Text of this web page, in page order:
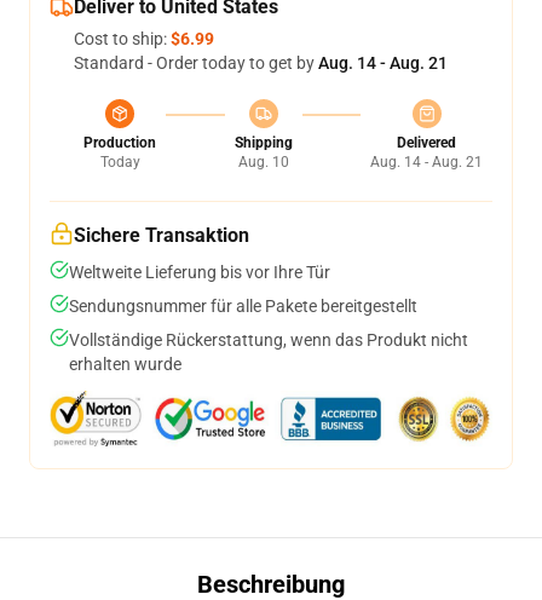
Deliver to United States
Cost to ship:$6.99
Standard - Order today to get byAug. 14 - Aug. 21
Production
Today
Shipping
Aug. 10
Delivered
Aug. 14 - Aug. 21
Sichere Transaktion
Weltweite Lieferung bis vor Ihre Tür
Sendungsnummer für alle Pakete bereitgestellt
Vollständige Rückerstattung, wenn das Produkt nicht
erhalten wurde
Beschreibung